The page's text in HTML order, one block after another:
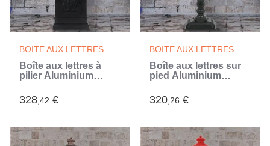
BOITE AUX LETTRES
Boîte aux lettres à
pilier Aluminium
Noir (Noir)
328,42 €
BOITE AUX LETTRES
Boîte aux lettres sur
pied Aluminium
Vert (Vert)
320,26 €